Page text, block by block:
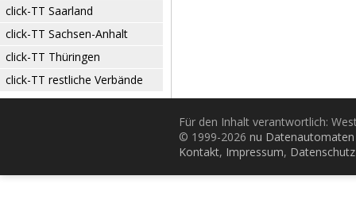
click-TT Saarland
click-TT Sachsen-Anhalt
click-TT Thüringen
click-TT restliche Verbände
Für den Inhalt verantwortlich:
© 1999-2026 nu
Kontakt, Impressum, Datenschutz